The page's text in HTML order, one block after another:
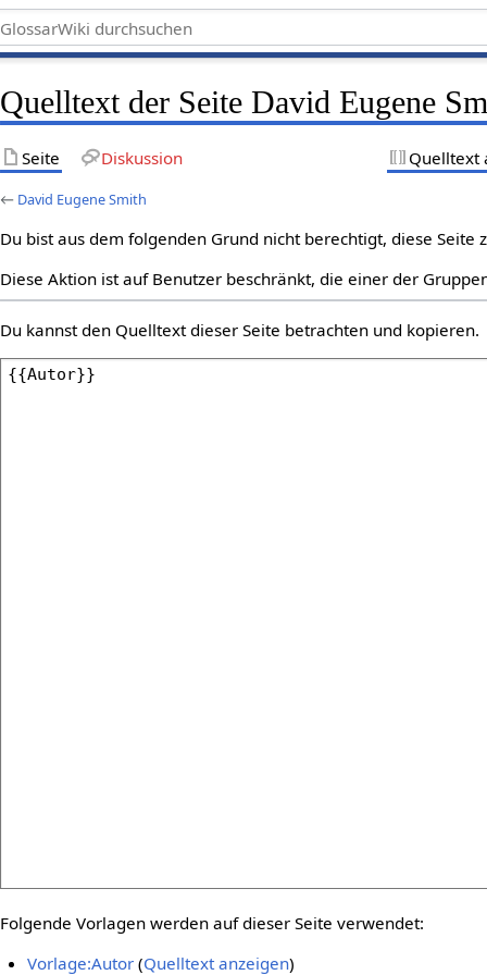
Quelltext der Seite David Eugene
Seite Diskussion Quelltext
← David Eugene Smith
Du bist aus dem folgenden Grund nicht berechtigt, diese Seite
Diese Aktion ist auf Benutzer beschränkt, die einer der
Du kannst den Quelltext dieser Seite betrachten und kopieren.
Folgende Vorlagen werden auf dieser Seite verwendet:
Vorlage:Autor(Quelltext anzeigen)